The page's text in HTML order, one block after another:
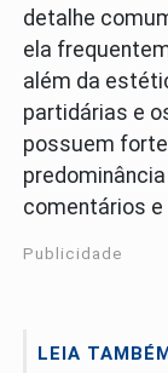
detalhe
ela
além da
partidárias e
possuem
comentários e
Publicidade
LEIA